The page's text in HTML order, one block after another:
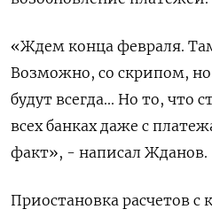
«Ждем конца февраля.
Возможно, со скрипом,
будут всегда... Но то, что
всех банках даже с
факт», - написал Жданов.
Приостановка расчетов